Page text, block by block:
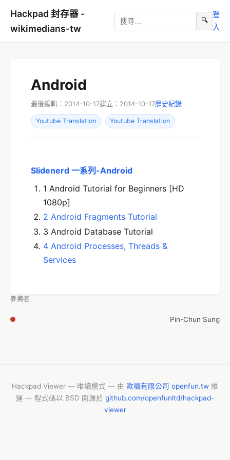
Hackpad 封存器 -
wikimedians-tw
🔍
登
入
Android
最後編輯：2014-10-17建立：2014-10-17歷史紀錄
Youtube Translation Youtube Translation
Slidenerd 一系列-Android
1 Android Tutorial for Beginners [HD
1080p]
2 Android Fragments Tutorial
3 Android Database Tutorial
4 Android Processes, Threads &
Services
參與者
Pin-Chun Sung
Hackpad Viewer — 唯讀模式 — 由 歐噴有限公司 openfun.tw 維
運 — 程式碼以 BSD 開源於 github.com/openfunltd/hackpad-
viewer